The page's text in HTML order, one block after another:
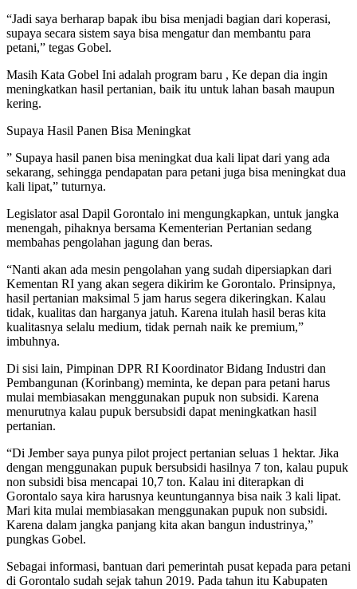
“Jadi saya berharap bapak ibu bisa menjadi bagian dari koperasi,
supaya secara sistem saya bisa mengatur dan membantu para
petani,” tegas Gobel.
Masih Kata Gobel Ini adalah program baru , Ke depan dia ingin
meningkatkan hasil pertanian, baik itu untuk lahan basah maupun
kering.
Supaya Hasil Panen Bisa Meningkat
” Supaya hasil panen bisa meningkat dua kali lipat dari yang ada
sekarang, sehingga pendapatan para petani juga bisa meningkat dua
kali lipat,” tuturnya.
Legislator asal Dapil Gorontalo ini mengungkapkan, untuk jangka
menengah, pihaknya bersama Kementerian Pertanian sedang
membahas pengolahan jagung dan beras.
“Nanti akan ada mesin pengolahan yang sudah dipersiapkan dari
Kementan RI yang akan segera dikirim ke Gorontalo. Prinsipnya,
hasil pertanian maksimal 5 jam harus segera dikeringkan. Kalau
tidak, kualitas dan harganya jatuh. Karena itulah hasil beras kita
kualitasnya selalu medium, tidak pernah naik ke premium,”
imbuhnya.
Di sisi lain, Pimpinan DPR RI Koordinator Bidang Industri dan
Pembangunan (Korinbang) meminta, ke depan para petani harus
mulai membiasakan menggunakan pupuk non subsidi. Karena
menurutnya kalau pupuk bersubsidi dapat meningkatkan hasil
pertanian.
“Di Jember saya punya pilot project pertanian seluas 1 hektar. Jika
dengan menggunakan pupuk bersubsidi hasilnya 7 ton, kalau pupuk
non subsidi bisa mencapai 10,7 ton. Kalau ini diterapkan di
Gorontalo saya kira harusnya keuntungannya bisa naik 3 kali lipat.
Mari kita mulai membiasakan menggunakan pupuk non subsidi.
Karena dalam jangka panjang kita akan bangun industrinya,”
pungkas Gobel.
Sebagai informasi, bantuan dari pemerintah pusat kepada para petani
di Gorontalo sudah sejak tahun 2019. Pada tahun itu Kabupaten